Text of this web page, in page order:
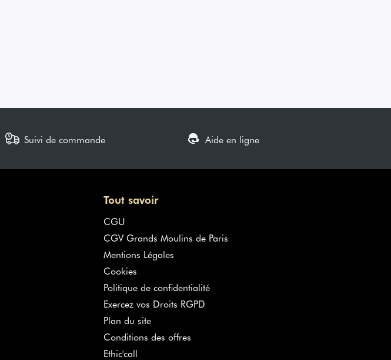
Suivi de commande Aide en ligne
Tout savoir
CGU
CGV Grands Moulins de Paris
Mentions Légales
Cookies
Politique de confidentialité
Exercez vos Droits RGPD
Plan du site
Conditions des offres
Ethic'call